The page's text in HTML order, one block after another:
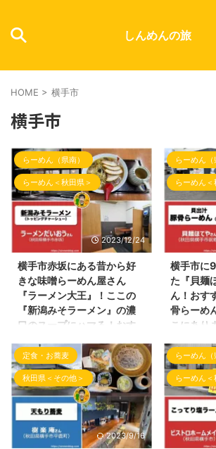
しんめんの旅
HOME > 横手市
横手市
らーめん（県南）
らーめん＜秋田県＞
2023/12/24
横手市赤坂にある昔から好
きな味噌らーめん屋さん
『ラーメン大王』！ここの
『新潟みそラーメン』の濃
口のスープにハマる！おす
こんばんわ！ 久しぶりのブログ
『しんめんの旅』の投稿となりま
した。 今回は横手市赤坂にござ
いますラーメン屋さんへご訪問さ
せて頂きました！ 数年前、横手
市の仕事帰りではよくお世話にな
っていたお店！ 「ラーメンだい
らーめん（
らーめん＜
横手市に
た『貝麺
ん！おす
骨らーめ
こにあり
こんばんわ
ブログの
2023年8月
た麺屋一布
手市前郷一
ーメン店と
との情報
ラーメン
定食・お蕎麦
秋田県＜その他＞
2023/9/16
らーめん（
らーめん＜